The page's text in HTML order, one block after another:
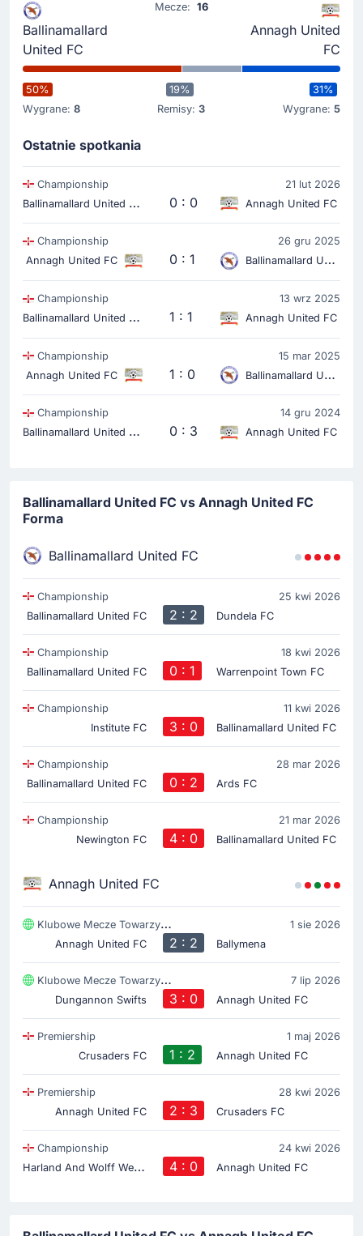
Ballinamallard
United FC
Mecze: 16
Annagh United
FC
50%
Wygrane: 8
19%
Remisy:3
31%
Wygrane: 5
Ostatnie spotkania
Championship 21 lut 2026
B
allinamallard United FC 0 : 0 Annagh United FC
Championship
26 gru 2025
Annagh United FC
0 : 1 Ballinamallard United FC
Championship 13 wrz 2025
B
allinamallard United FC 1 : 1 Annagh United FC
Championship
15 mar 2025
Annagh United FC
1 : 0 Ballinamallard United FC
Championship 14 gru 2024
B
allinamallard United FC 0 : 3 Annagh United FC
Ballinamallard United FC vs Annagh United FC
Forma
Ballinamallard United FC
Championship
25 kwi 2026
Ballinamallard United FC
2 : 2 Dundela FC
Championship
18 kwi 2026
Ballinamallard United FC
0 : 1 Warrenpoint Town FC
Championship
11 kwi 2026
Institute FC
3 : 0 Ballinamallard United FC
Championship
28 mar 2026
Ballinamallard United FC
0 : 2 Ards FC
Championship
21 mar 2026
Newington FC
4 : 0 Ballinamallard United FC
Annagh United FC
Klubowe Mecze Towarzyski
1 sie 2026
Annagh United FC
2 : 2 Ballymena
Klubowe Mecze Towarzyski
7 lip 2026
Dungannon Swifts
3 : 0 Annagh United FC
Premiership
1 maj 2026
Crusaders FC
1 : 2 Annagh United FC
Premiership
28 kwi 2026
Annagh United FC
2 : 3 Crusaders FC
Championship 24 kwi 2026
H
arland And Wolff Welders 4 : 0 Annagh United FC